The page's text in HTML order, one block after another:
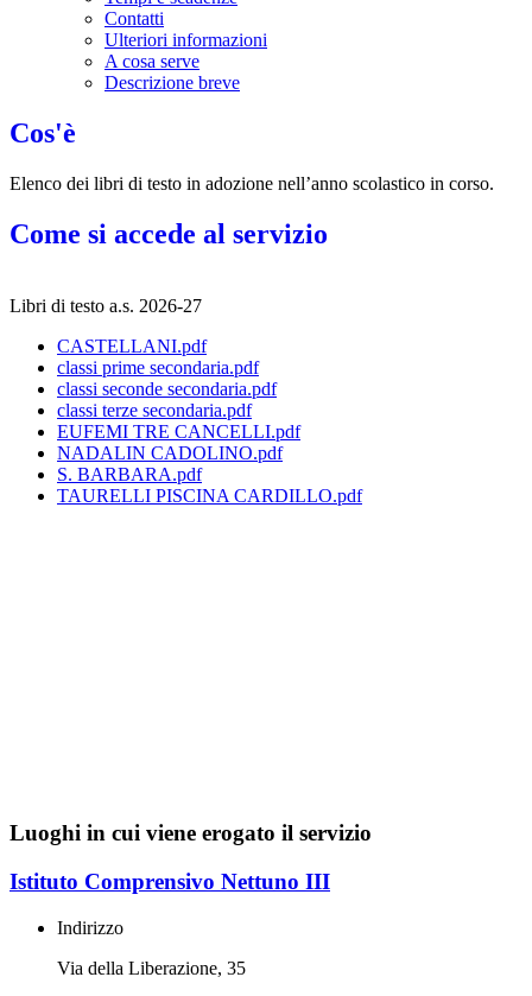
Contatti
Ulteriori informazioni
A cosa serve
Descrizione breve
Cos'è
Elenco dei libri di testo in adozione nell’anno scolastico in corso.
Come si accede al servizio
Libri di testo a.s. 2026-27
CASTELLANI.pdf
classi prime secondaria.pdf
classi seconde secondaria.pdf
classi terze secondaria.pdf
EUFEMI TRE CANCELLI.pdf
NADALIN CADOLINO.pdf
S. BARBARA.pdf
TAURELLI PISCINA CARDILLO.pdf
Luoghi in cui viene erogato il servizio
Istituto Comprensivo Nettuno III
Indirizzo
Via della Liberazione, 35